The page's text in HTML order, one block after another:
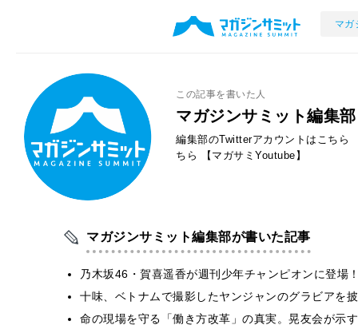
マガ
この記事を書いた人
マガジンサミット編集部
編集部のTwitterアカウントはこちら
ちら
【マガサミYoutube】
マガジンサミット編集部が書いた記事
乃木坂46・賀喜遥香が週刊少年チャンピオンに登
十味、ベトナムで撮影したヤンジャンのグラビアを
命の現場を守る「働き方改革」の真実。晃友会が示